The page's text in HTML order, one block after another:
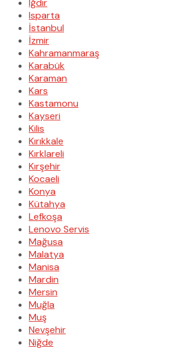
Iğdır
Isparta
İstanbul
İzmir
Kahramanmaraş
Karabük
Karaman
Kars
Kastamonu
Kayseri
Kilis
Kırıkkale
Kırklareli
Kırşehir
Kocaeli
Konya
Kütahya
Lefkoşa
Lenovo Servis
Mağusa
Malatya
Manisa
Mardin
Mersin
Muğla
Muş
Nevşehir
Niğde